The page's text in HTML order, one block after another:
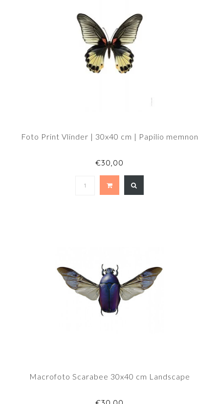
Foto Print Vlinder | 30x40 cm | Papilio memnon
€30,00
Macrofoto Scarabee 30x40 cm Landscape